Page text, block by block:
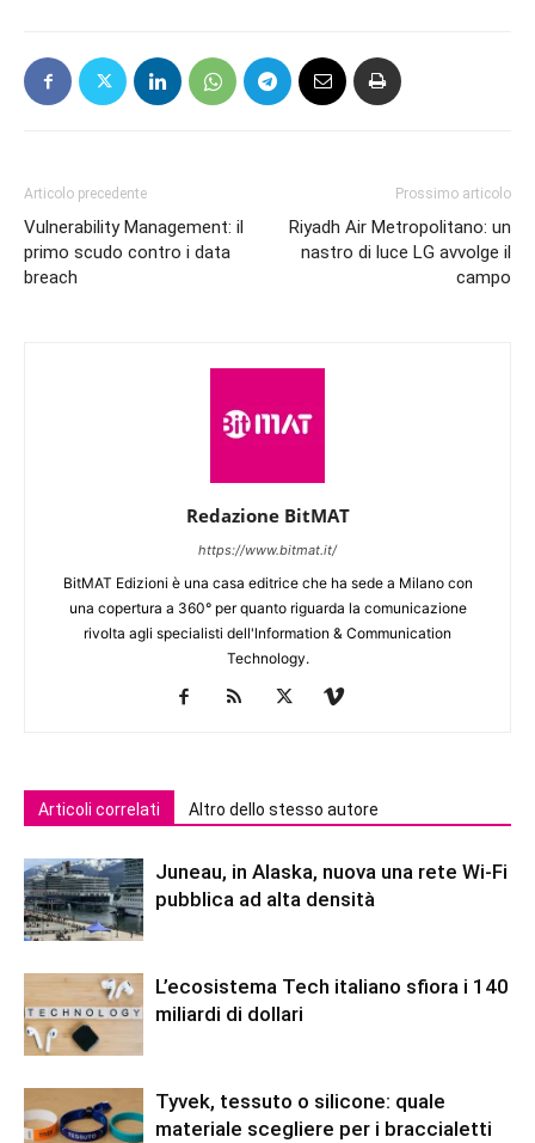
Articolo precedente
Vulnerability Management: il
primo scudo contro i data
breach
Prossimo articolo
Riyadh Air Metropolitano: un
nastro di luce LG avvolge il
campo
Redazione BitMAT
https://www.bitmat.it/
BitMAT Edizioni è una casa editrice che ha sede a Milano con
una copertura a 360° per quanto riguarda la comunicazione
rivolta agli specialisti dell'lnformation & Communication
Technology.
Articoli correlati Altro dello stesso autore
Juneau, in Alaska, nuova una rete Wi-Fi
pubblica ad alta densità
L’ecosistema Tech italiano sfiora i 140
miliardi di dollari
Tyvek, tessuto o silicone: quale
materiale scegliere per i braccialetti